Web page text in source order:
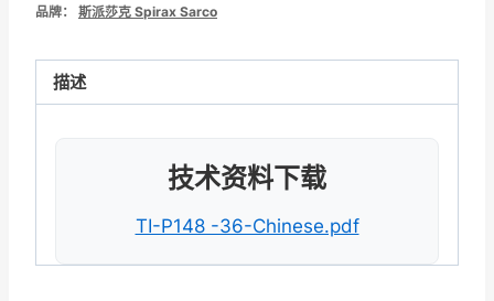
品牌： 斯派莎克 Spirax Sarco
描述
技术资料下载
TI-P148 -36-Chinese.pdf